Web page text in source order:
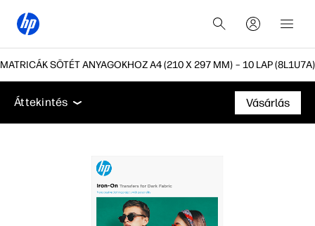
SÖTÉT ANYAGOKHOZ A4 (210 X 297 MM) – 10 LAP (8L1U7A)
Áttekintés
Támogatás
Áttekintés
Vásárlás